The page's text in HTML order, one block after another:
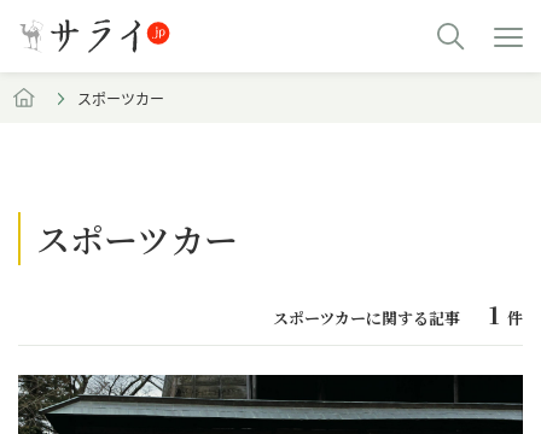
スポーツカー
スポーツカー
スポーツカーに関する記事 1 件